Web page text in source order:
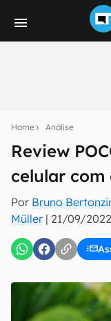
Home Análise
Review
celular com
Por Bruno
Müller | 21/09/
notícias e
mão.
E-mail
Uso e Política